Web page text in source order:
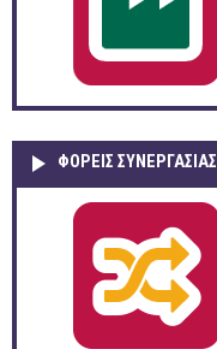
ΦΟΡΕΙΣ ΣΥΝΕΡΓΑΣΙΑΣ